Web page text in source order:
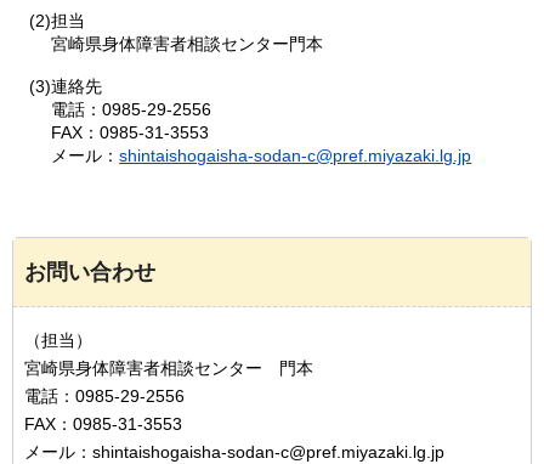
(2)担当
宮崎県身体障害者相談センター門本
(3)連絡先
電話：0985-29-2556
FAX：0985-31-3553
メール：shintaishogaisha-sodan-c@pref.miyazaki.lg.jp
お問い合わせ
（担当）
宮崎県身体障害者相談センター 門本
電話：0985-29-2556
FAX：0985-31-3553
メール：shintaishogaisha-sodan-c@pref.miyazaki.lg.jp